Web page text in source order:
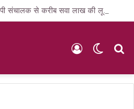
हथियार के बल पर अपराधियों ने सीएसपी संचालक से करीब सवा लाख की लूट, जांच में जुटी पुलिस
Switch
Log